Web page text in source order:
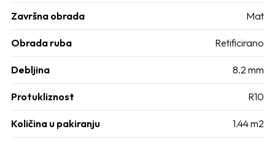
Završna obrada Mat
Obrada ruba Retificirano
Debljina 8.2 mm
Protukliznost R10
Količina u pakiranju 1.44 m2